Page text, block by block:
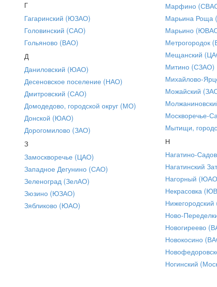
Г
Гагаринский (ЮЗАО)
Головинский (САО)
Гольяново (ВАО)
Д
Даниловский (ЮАО)
Десеновское поселение (НАО)
Дмитровский (САО)
Домодедово, городской округ (МО)
Донской (ЮАО)
Дорогомилово (ЗАО)
З
Замоскворечье (ЦАО)
Западное Дегунино (САО)
Зеленоград (ЗелАО)
Зюзино (ЮЗАО)
Зябликово (ЮАО)
Марфино
Марьина Роща
Марьино
Метрогородок
Мещанский
Митино (СЗАО)
Михайлово-
Можайский
Москворечье-
Мытищи,
Н
Нагатино-
Нагатинский
Нагорный
Некрасовка
Ново-
Новогиреево
Новокосино
Ногинский